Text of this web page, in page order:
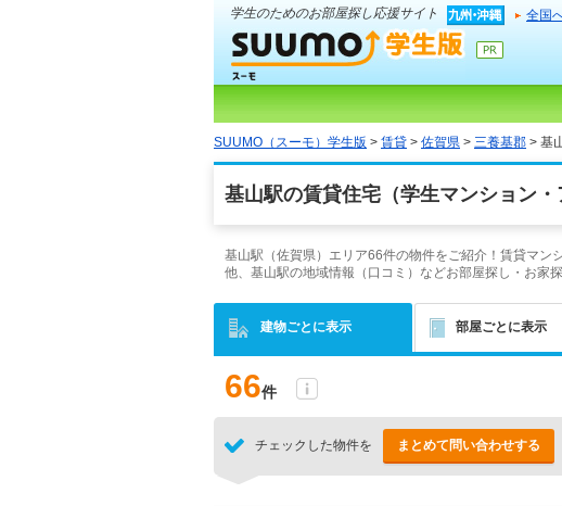
学生のためのお部屋探し応援サイト 全国
SUUMO（スーモ）学生版 > 賃貸 > 佐賀県 > 三養基郡 > 基
基山駅の賃貸住宅（学生マンション
基山駅（佐賀県）エリア66件の物件をご紹介！賃貸マ
他、基山駅の地域情報（口コミ）などお部屋探し・お家
建物ごとに表示 部屋ごとに表示
66件
チェックした物件を まとめて問い合わせする